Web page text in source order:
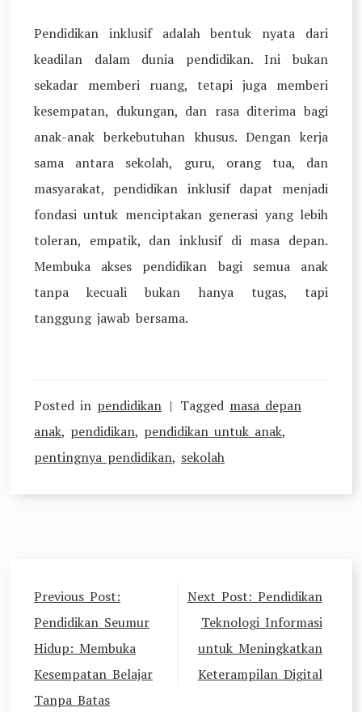
Pendidikan inklusif adalah bentuk nyata dari
keadilan dalam dunia pendidikan. Ini bukan
sekadar memberi ruang, tetapi juga memberi
kesempatan, dukungan, dan rasa diterima bagi
anak-anak berkebutuhan khusus. Dengan kerja
sama antara sekolah, guru, orang tua, dan
masyarakat, pendidikan inklusif dapat menjadi
fondasi untuk menciptakan generasi yang lebih
toleran, empatik, dan inklusif di masa depan.
Membuka akses pendidikan bagi semua anak
tanpa kecuali bukan hanya tugas, tapi
tanggung jawab bersama.
Posted in pendidikan Tagged masa depan
anak, pendidikan, pendidikan untuk anak,
pentingnya pendidikan, sekolah
Post
navigation
Previous Post:
Pendidikan Seumur
Hidup: Membuka
Kesempatan Belajar
Tanpa Batas
Next Post: Pendidikan
Teknologi Informasi
untuk Meningkatkan
Keterampilan Digital